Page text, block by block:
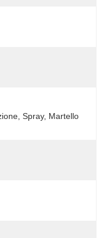
Spray, Martello